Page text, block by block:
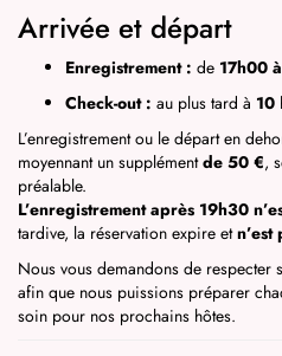
Arrivée et départ
Enregistrement : de 17h00
Check-out : au plus tard à 10
L’enregistrement ou le départ en
moyennant un supplémentde 50 €,
préalable.
L’enregistrement après 19h30
tardive, la réservation expire et
Nous vous demandons de respecter
afin que nous puissions préparer
soin pour nos prochains hôtes.